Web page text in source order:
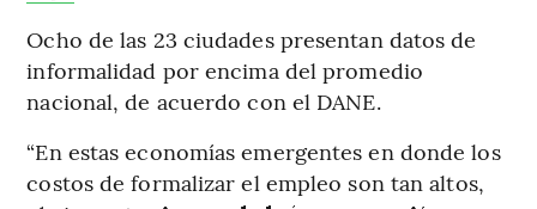
Ocho de las 23 ciudades presentan datos de
informalidad por encima del promedio
nacional, de acuerdo con el DANE.
“En estas economías emergentes en donde los
costos de formalizar el empleo son tan altos,